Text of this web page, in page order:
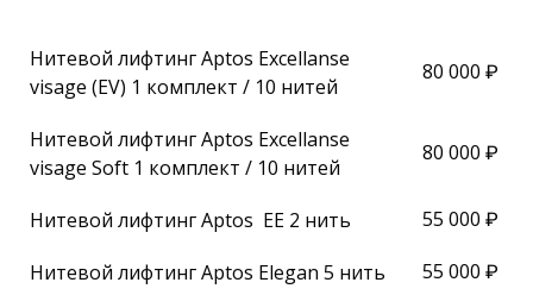
Нитевой лифтинг Aptos Excellanse
visage (EV) 1 комплект / 10 нитей
80 000 ₽
Нитевой лифтинг Aptos Excellanse
visage Soft 1 комплект / 10 нитей
80 000 ₽
Нитевой лифтинг Aptos EE 2 нить 55 000 ₽
Нитевой лифтинг Aptos Elegan 5 нить 55 000 ₽